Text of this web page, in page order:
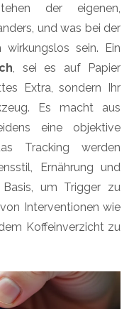
der eigenen,
und was bei der
sein. Ein
, sei es auf Papier
Extra, sondern Ihr
Es macht aus
eine objektive
Tracking werden
Ernährung und
um Trigger zu
Interventionen wie
Koffeinverzicht zu